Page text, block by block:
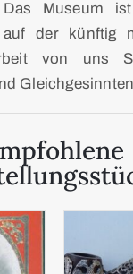
Museum
der künftig
von uns